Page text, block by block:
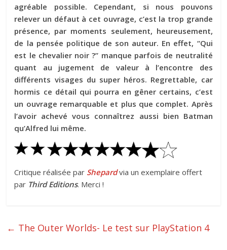
agréable possible. Cependant, si nous pouvons
relever un défaut à cet ouvrage, c’est la trop grande
présence, par moments seulement, heureusement,
de la pensée politique de son auteur. En effet, “Qui
est le chevalier noir ?” manque parfois de neutralité
quant au jugement de valeur à l’encontre des
différents visages du super héros. Regrettable, car
hormis ce détail qui pourra en gêner certains, c’est
un ouvrage remarquable et plus que complet. Après
l’avoir achevé vous connaîtrez aussi bien Batman
qu’Alfred lui même.
Critique réalisée par Shepardvia un exemplaire offert
par Third Editions. Merci !
← The Outer Worlds- Le test sur PlayStation 4